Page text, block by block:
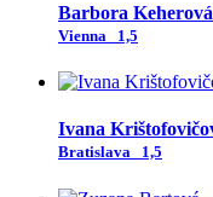
Barbora Keherová
Vienna 1,5
Ivana
Bratislava 1,5